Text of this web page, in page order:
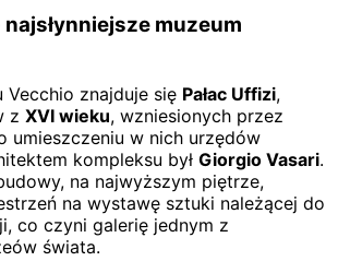
muzeum
Vecchio znajduje się Pałac Uffizi,
z XVI wieku, wzniesionych przez
umieszczeniu w nich urzędów
kompleksu był Giorgio Vasari.
na najwyższym piętrze,
na wystawę sztuki należącej do
co czyni galerię jednym z
świata.